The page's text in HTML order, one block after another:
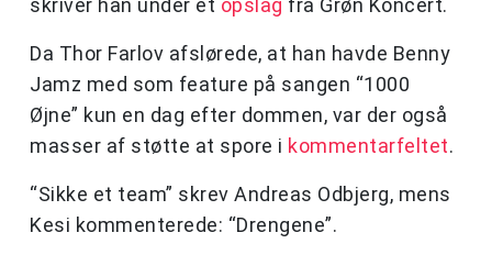
skriver han under et opslag fra Grøn Koncert.
Da Thor Farlov afslørede, at han havde Benny
Jamz med som feature på sangen “1000
Øjne” kun en dag efter dommen, var der også
masser af støtte at spore i kommentarfeltet.
“Sikke et team” skrev Andreas Odbjerg, mens
Kesi kommenterede: “Drengene”.